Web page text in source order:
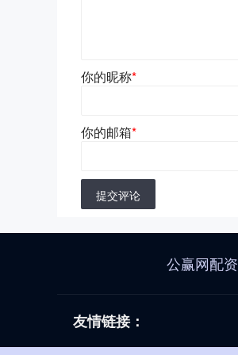
你的昵称*
你的邮箱*
提交评论
公赢网配资
友情链接：